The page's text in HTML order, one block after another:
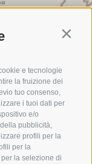
e tecnologie
la fruizione dei
tuo consenso,
i tuoi dati per
e/o
pubblicità,
profili per la
per la
la selezione di